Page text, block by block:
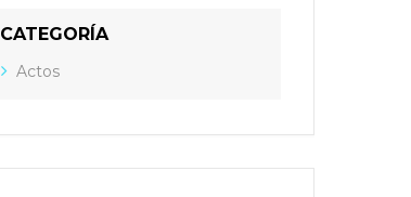
CATEGORÍA
Actos